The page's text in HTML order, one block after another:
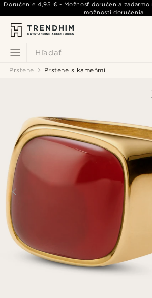
Hľadať
Doručenie4,95 € - Možnosť doručenia zadarmo
možnosti doručenia
Prstene Prstene s kameňmi